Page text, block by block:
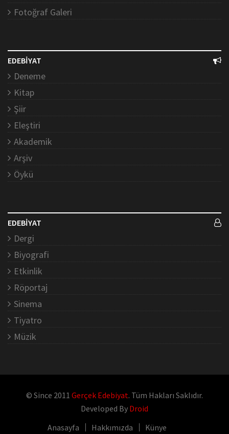
Fotoğraf Galeri
EDEBİYAT
Deneme
Kitap
Şiir
Eleştiri
Akademik
Arşiv
Öykü
EDEBİYAT
Dergi
Biyografi
Etkinlik
Röportaj
Sinema
Tiyatro
Müzik
© Since 2011 Gerçek Edebiyat. Tüm Hakları Saklıdır.
Developed By Droid
Anasayfa
Hakkımızda Künye